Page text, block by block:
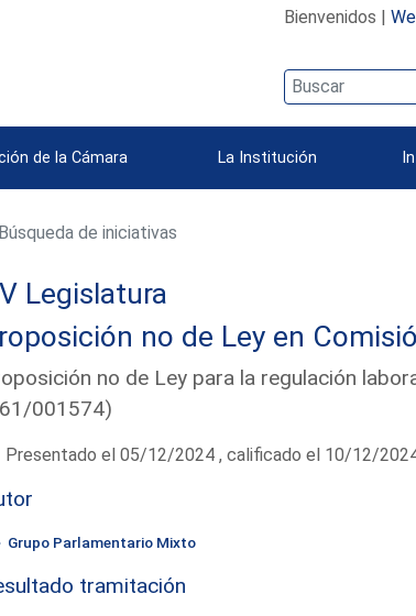
Bienvenidos |
de la Cámara La Institución
Búsqueda de iniciativas
Legislatura
no de Ley en
no de Ley para la regulación
001574)
Presentado el 05/12/2024 , calificado el 10/12/
Grupo Parlamentario Mixto
tramitación